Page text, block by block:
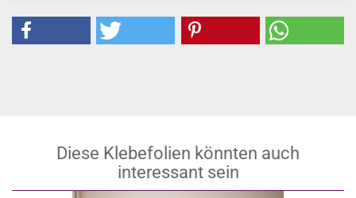
Diese Klebefolien könnten auch
interessant sein